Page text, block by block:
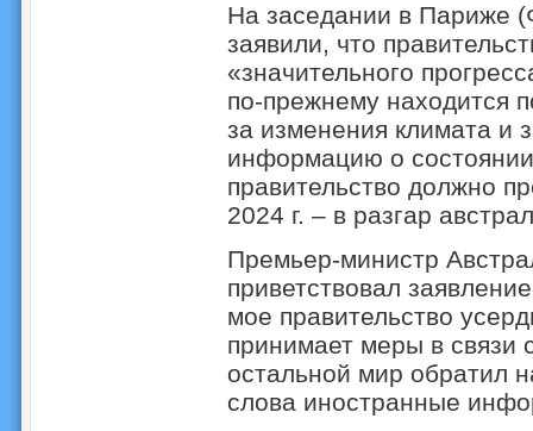
На заседании в Париже
заявили, что
«значительного
по-прежнему находится
за изменения климата и
информацию о
правительство должно
2024 г. – в разгар
Премьер-министр
приветствовал
мое правительство
принимает меры в связи
остальной мир обратил
слова иностранные